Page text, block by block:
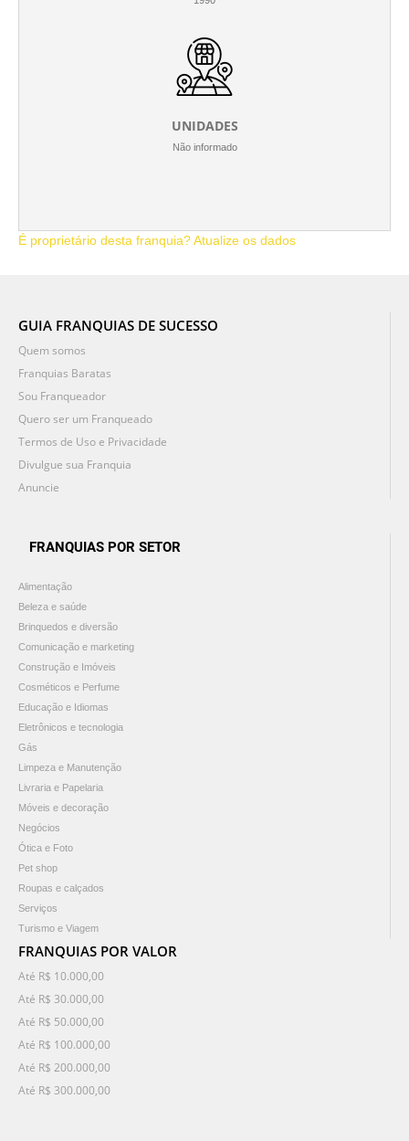
UNIDADES
Não informado
É proprietário desta franquia? Atualize os dados
GUIA FRANQUIAS DE SUCESSO
Quem somos
Franquias Baratas
Sou Franqueador
Quero ser um Franqueado
Termos de Uso e Privacidade
Divulgue sua Franquia
Anuncie
FRANQUIAS POR SETOR
Alimentação
Beleza e saúde
Brinquedos e diversão
Comunicação e marketing
Construção e Imóveis
Cosméticos e Perfume
Educação e Idiomas
Eletrônicos e tecnologia
Gás
Limpeza e Manutenção
Livraria e Papelaria
Móveis e decoração
Negócios
Ótica e Foto
Pet shop
Roupas e calçados
Serviços
Turismo e Viagem
FRANQUIAS POR VALOR
Até R$ 10.000,00
Até R$ 30.000,00
Até R$ 50.000,00
Até R$ 100.000,00
Até R$ 200.000,00
Até R$ 300.000,00